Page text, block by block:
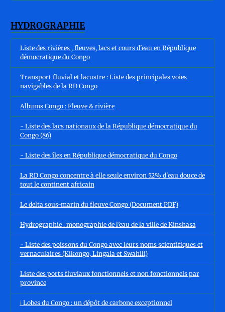
HYDROGRAPHIE
Liste des rivières , fleuves, lacs et cours d'eau en République
démocratique du Congo
Transport fluvial et lacustre : Liste des principales voies
navigables de la RD Congo
Albums Congo : Fleuve & rivière
- Liste des lacs nationaux de la République démocratique du
Congo (86)
- Liste des îles en République démocratique du Congo
La RD Congo concentre à elle seule environ 52% d'eau douce de
tout le continent africain
Le delta sous-marin du fleuve Congo (Document PDF)
Hydrographie : monographie de l’eau de la ville de Kinshasa
- Liste des poissons du Congo avec leurs noms scientifiques et
vernaculaires (Kikongo, Lingala et Swahili)
Liste des ports fluviaux fonctionnels et non fonctionnels par
province
ℹ️ Lobes du Congo : un dépôt de carbone exceptionnel